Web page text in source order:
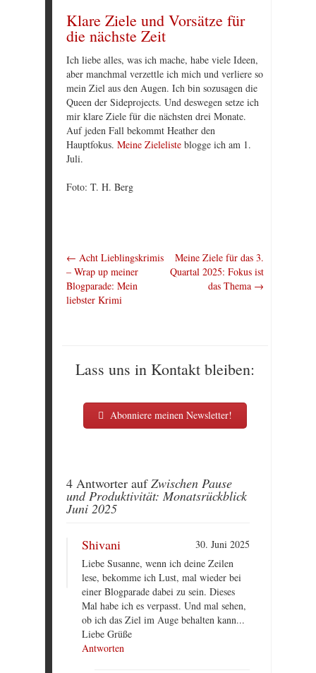
Klare Ziele und Vorsätze für
die nächste Zeit
Ich liebe alles, was ich mache, habe viele Ideen,
aber manchmal verzettle ich mich und verliere so
mein Ziel aus den Augen. Ich bin sozusagen die
Queen der Sideprojects. Und deswegen setze ich
mir klare Ziele für die nächsten drei Monate.
Auf jeden Fall bekommt Heather den
Hauptfokus. Meine Zieleliste blogge ich am 1.
Juli.
Foto: T. H. Berg
← Acht Lieblingskrimis
– Wrap up meiner
Blogparade: Mein
liebster Krimi
Meine Ziele für das 3.
Quartal 2025: Fokus ist
das Thema →
Lass uns in Kontakt bleiben:
Abonniere meinen Newsletter!
4 Antworter aufZwischen Pause
und Produktivität: Monatsrückblick
Juni 2025
Shivani
30. Juni 2025
Liebe Susanne, wenn ich deine Zeilen
lese, bekomme ich Lust, mal wieder bei
einer Blogparade dabei zu sein. Dieses
Mal habe ich es verpasst. Und mal sehen,
ob ich das Ziel im Auge behalten kann...
Liebe Grüße
Antworten